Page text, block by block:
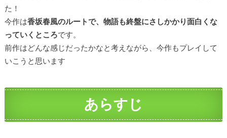
た！
今作は香坂春風のルートで、物語も終盤にさしかかり面白くな
っていくところです。
前作はどんな感じだったかなと考えながら、今作もプレイして
いこうと思います
あらすじ